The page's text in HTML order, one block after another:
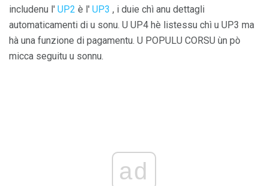
includenu l' UP2 è l' UP3 , i duie chì anu dettagli
automaticamenti di u sonu. U UP4 hè listessu chì u UP3 ma
hà una funzione di pagamentu. U POPULU CORSU ùn pò
micca seguitu u sonnu.
ad